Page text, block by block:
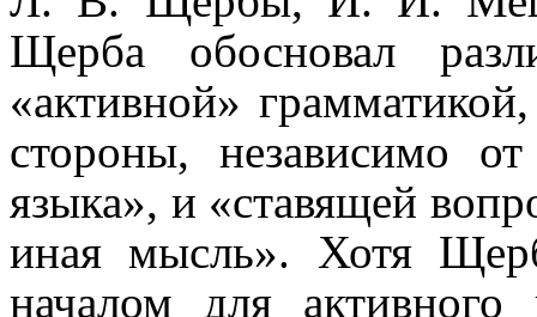
Щерба обосновал
«активной»
стороны, независимо
языка», и «ставящей
иная мысль». Хотя
началом для